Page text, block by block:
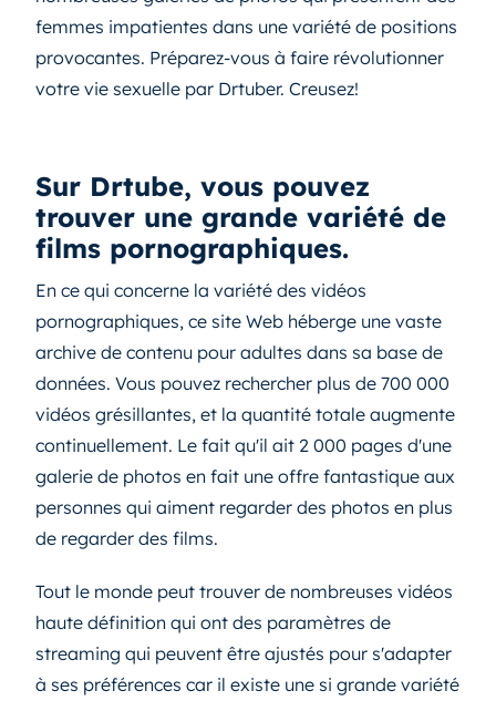
femmes impatientes dans une variété de positions
provocantes. Préparez-vous à faire révolutionner
votre vie sexuelle par Drtuber. Creusez!
Sur Drtube, vous pouvez
trouver une grande variété de
films pornographiques.
En ce qui concerne la variété des vidéos
pornographiques, ce site Web héberge une vaste
archive de contenu pour adultes dans sa base de
données. Vous pouvez rechercher plus de 700 000
vidéos grésillantes, et la quantité totale augmente
continuellement. Le fait qu'il ait 2 000 pages d'une
galerie de photos en fait une offre fantastique aux
personnes qui aiment regarder des photos en plus
de regarder des films.
Tout le monde peut trouver de nombreuses vidéos
haute définition qui ont des paramètres de
streaming qui peuvent être ajustés pour s'adapter
à ses préférences car il existe une si grande variété